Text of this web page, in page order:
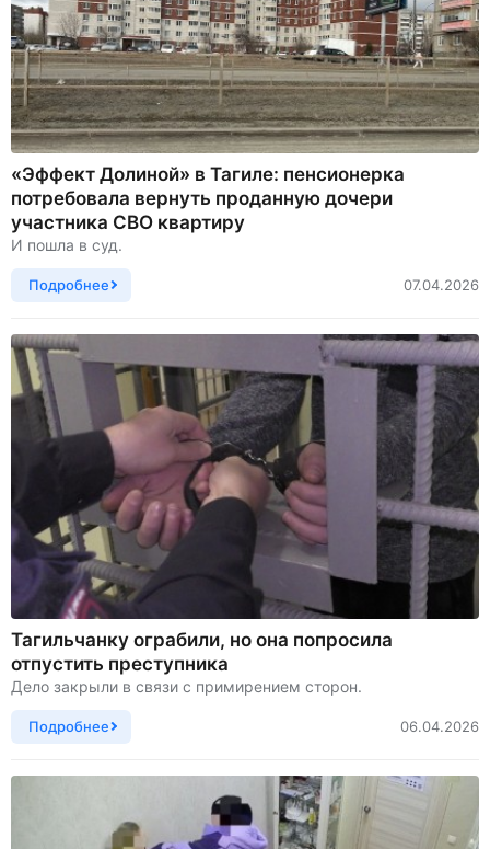
«Эффект Долиной» в Тагиле: пенсионерка
потребовала вернуть проданную дочери
участника СВО квартиру
И пошла в суд.
Подробнее 07.04.2026
Тагильчанку ограбили, но она попросила
отпустить преступника
Дело закрыли в связи с примирением сторон.
Подробнее 06.04.2026